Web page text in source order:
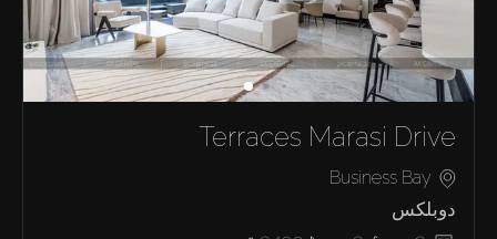
Terraces Marasi Drive
Business Bay
دوبلكس